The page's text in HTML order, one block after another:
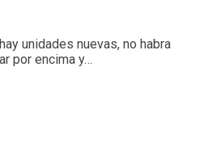
unidades nuevas, no habra
por encima y…